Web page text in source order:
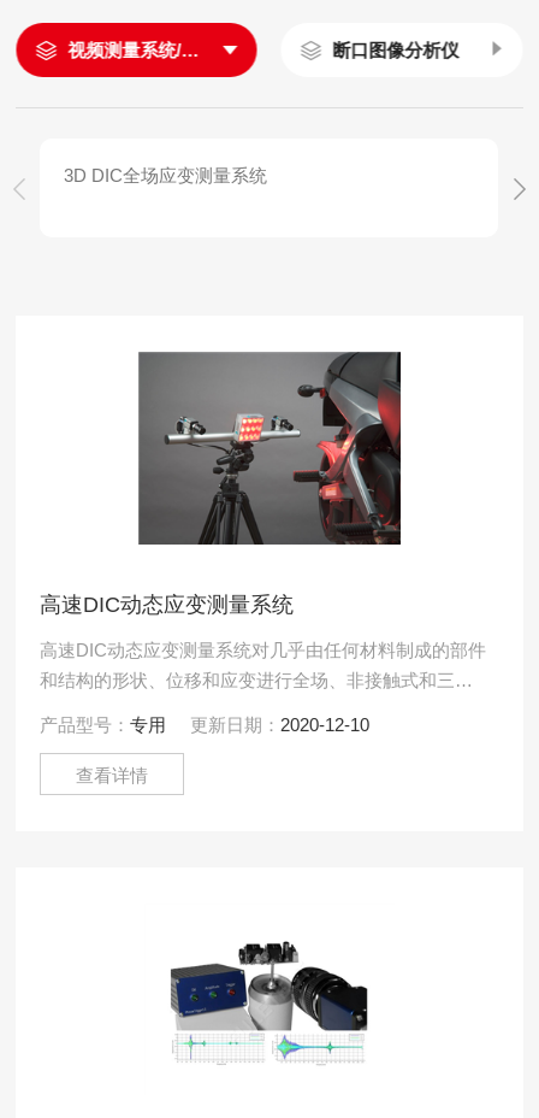
视频测量系统/引伸计 断口图像分析仪
3D DIC全场应变测量系统
高速DIC动态应变测量系统
高速DIC动态应变测量系统对几乎由任何材料制成的部件
和结构的形状、位移和应变进行全场、非接触式和三维
动分析和高速.....
产品型号：专用 更新日期： 2020-12-10
查看详情